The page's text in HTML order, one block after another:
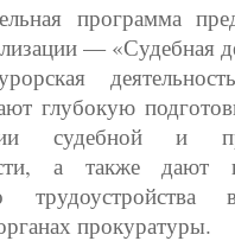
программа
— «Судебная
глубокую
судебной и
а также дают
трудоустройства
прокуратуры.